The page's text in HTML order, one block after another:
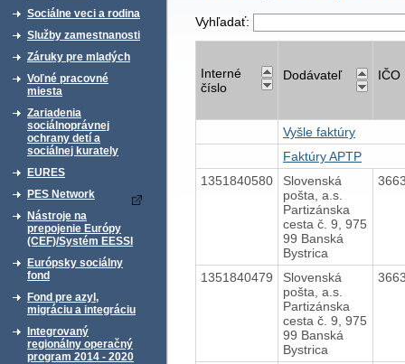
Sociálne veci a rodina
Služby zamestnanosti
Záruky pre mladých
Voľné pracovné
miesta
Zariadenia
sociálnoprávnej
ochrany detí a
sociálnej kurately
EURES
PES Network
Nástroje na
prepojenie Európy
(CEF)/Systém EESSI
Európsky sociálny
fond
Fond pre azyl,
migráciu a integráciu
Integrovaný
regionálny operačný
program 2014 - 2020
Vyhľadať:
Interné
číslo
Dodávateľ IČO
Vyšle faktúry
Faktúry APTP
1351840580
Slovenská
pošta, a.s.
Partizánska
cesta č. 9, 975
99 Banská
Bystrica
1351840479
Slovenská
pošta, a.s.
Partizánska
cesta č. 9, 975
99 Banská
Bystrica